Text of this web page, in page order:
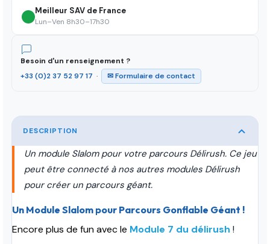
Meilleur SAV de France
Lun–Ven 8h30–17h30
Besoin d'un renseignement ?
+33 (0)2 37 52 97 17 · ✉ Formulaire de contact
DESCRIPTION
Un module Slalom pour votre parcours Délirush. Ce jeu
peut être connecté à nos autres modules Délirush
pour créer un parcours géant.
Un Module Slalom pour Parcours Gonflable Géant !
Encore plus de fun avec le Module 7 du délirush !